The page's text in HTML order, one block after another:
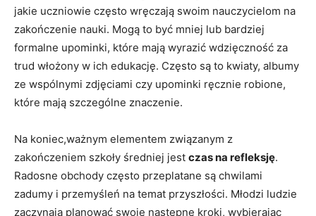
jakie uczniowie często wręczają swoim nauczycielom na
zakończenie nauki. Mogą to być mniej lub bardziej
formalne upominki, które mają wyrazić wdzięczność za‌
trud włożony w ich edukację. Często są to kwiaty, albumy
ze wspólnymi‌ zdjęciami czy upominki ręcznie robione,
które mają szczególne ⁢znaczenie.
Na koniec,ważnym elementem związanym z
zakończeniem szkoły średniej ⁢jest czas na refleksję.
Radosne obchody często przeplatane są‍ chwilami⁣
zadumy i przemyśleń na temat przyszłości. Młodzi ludzie
zaczynają planować swoje ⁣następne kroki,‌ wybierając